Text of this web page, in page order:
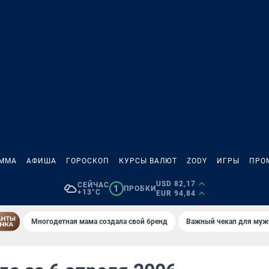
АФИША ГОРОСКОП КУРСЫ ВАЛЮТ ZODY ИГРЫ
СЕЙЧАС
+13°C
1 ПРОБКИ
USD 82,17
EUR 94,84
Многодетная мама создала свой бренд Важный чекап для